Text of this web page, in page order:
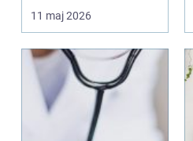
11 maj 2026